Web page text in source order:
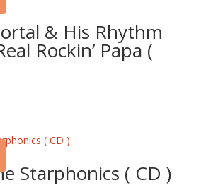
& His Rhythm
Rockin’ Papa (
:
€.
Starphonics ( CD )